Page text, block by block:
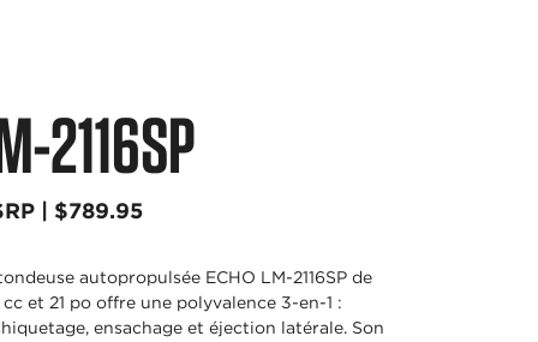
2116SP
| $789.95
autopropulsée ECHO LM-2116SP de
cc et 21 po offre une polyvalence 3-en-1 :
ensachage et éjection latérale. Son